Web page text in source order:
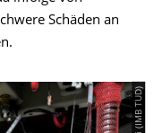
Schäden an